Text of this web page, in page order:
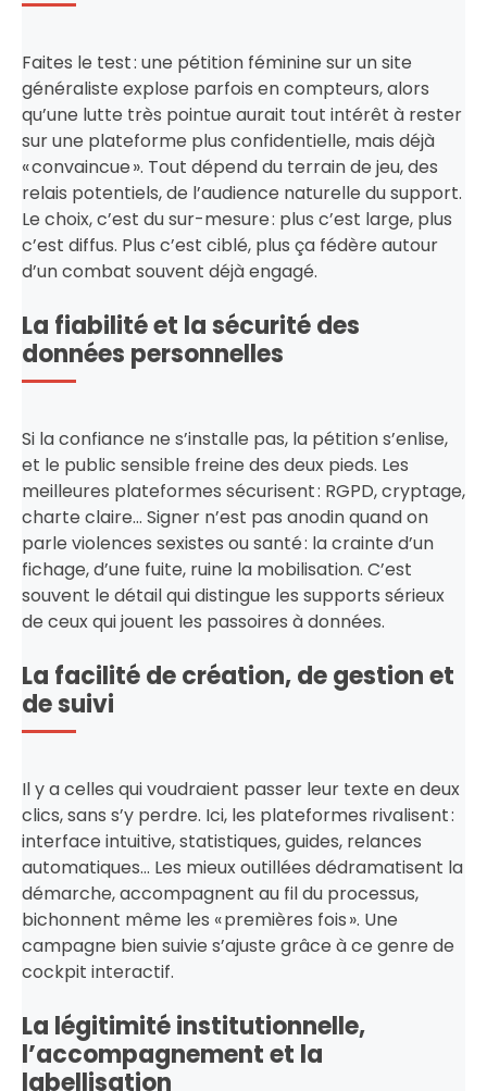
Faites le test : une pétition féminine sur un site
généraliste explose parfois en compteurs, alors
qu’une lutte très pointue aurait tout intérêt à rester
sur une plateforme plus confidentielle, mais déjà
« convaincue ». Tout dépend du terrain de jeu, des
relais potentiels, de l’audience naturelle du support.
Le choix, c’est du sur-mesure : plus c’est large, plus
c’est diffus. Plus c’est ciblé, plus ça fédère autour
d’un combat souvent déjà engagé.
La fiabilité et la sécurité des
données personnelles
Si la confiance ne s’installe pas, la pétition s’enlise,
et le public sensible freine des deux pieds. Les
meilleures plateformes sécurisent : RGPD, cryptage,
charte claire… Signer n’est pas anodin quand on
parle violences sexistes ou santé : la crainte d’un
fichage, d’une fuite, ruine la mobilisation. C’est
souvent le détail qui distingue les supports sérieux
de ceux qui jouent les passoires à données.
La facilité de création, de gestion et
de suivi
Il y a celles qui voudraient passer leur texte en deux
clics, sans s’y perdre. Ici, les plateformes rivalisent :
interface intuitive, statistiques, guides, relances
automatiques… Les mieux outillées dédramatisent la
démarche, accompagnent au fil du processus,
bichonnent même les « premières fois ». Une
campagne bien suivie s’ajuste grâce à ce genre de
cockpit interactif.
La légitimité institutionnelle,
l’accompagnement et la
labellisation